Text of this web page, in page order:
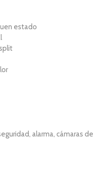
estado
alarma, cámaras de